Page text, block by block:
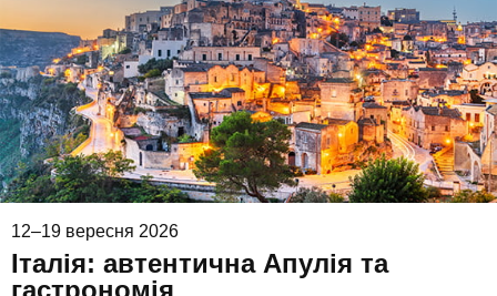
12–19 вересня 2026
Італія: автентична Апулія та